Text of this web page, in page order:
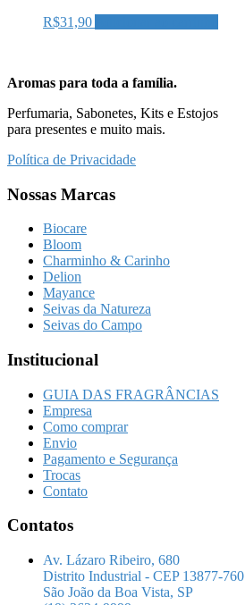
R$31,90
Aromas para toda a família.
Perfumaria, Sabonetes, Kits e Estojos
para presentes e muito mais.
Política de Privacidade
Nossas Marcas
Biocare
Bloom
Charminho & Carinho
Delion
Mayance
Seivas da Natureza
Seivas do Campo
Institucional
GUIA DAS FRAGRÂNCIAS
Empresa
Como comprar
Envio
Pagamento e Segurança
Trocas
Contato
Contatos
Av. Lázaro Ribeiro, 680
Distrito Industrial - CEP 13877-760
São João da Boa Vista, SP